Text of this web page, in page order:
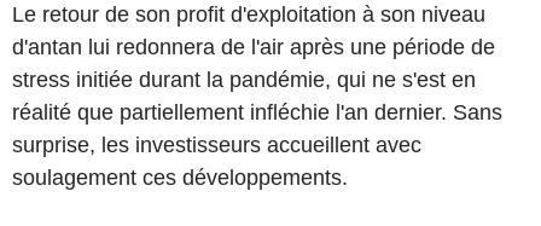
Le retour de son profit d'exploitation à son niveau
d'antan lui redonnera de l'air après une période de
stress initiée durant la pandémie, qui ne s'est en
réalité que partiellement infléchie l'an dernier. Sans
surprise, les investisseurs accueillent avec
soulagement ces développements.